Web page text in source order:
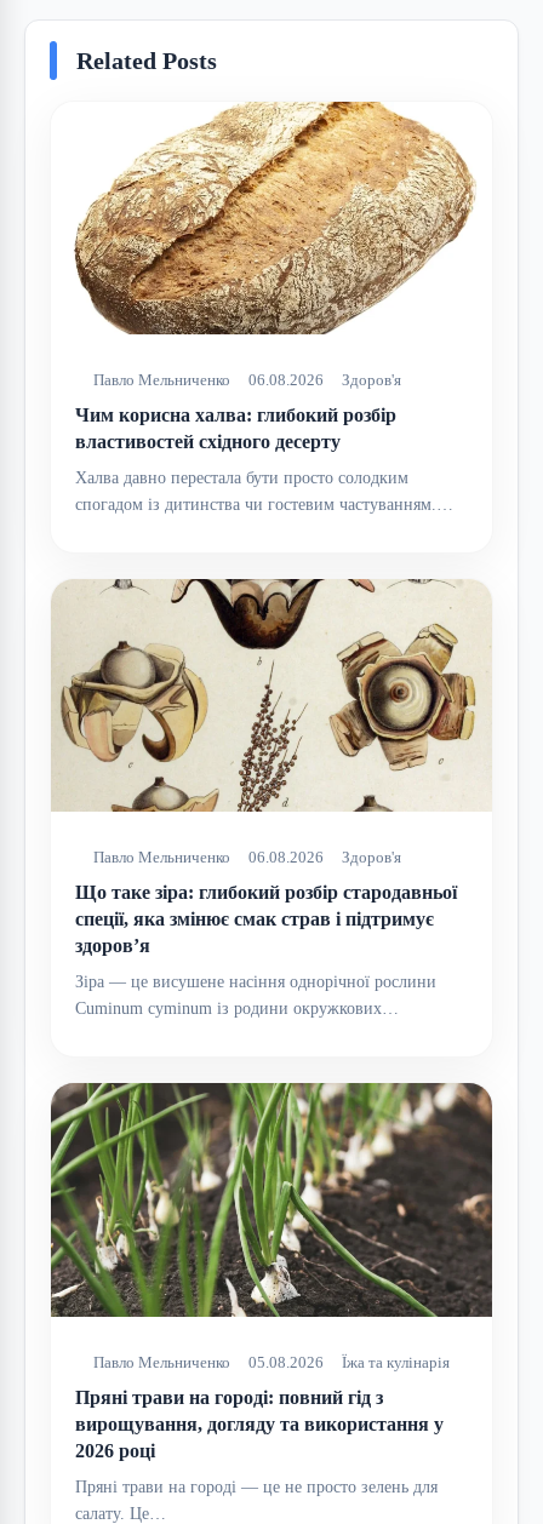
Related Posts
Павло Мельниченко 06.08.2026 Здоров'я
Чим корисна халва: глибокий розбір
властивостей східного десерту
Халва давно перестала бути просто солодким
спогадом із дитинства чи гостевим частуванням.…
Павло Мельниченко 06.08.2026 Здоров'я
Що таке зіра: глибокий розбір стародавньої
спеції, яка змінює смак страв і підтримує
здоров’я
Зіра — це висушене насіння однорічної рослини
Cuminum cyminum із родини окружкових…
Павло Мельниченко 05.08.2026 Їжа та кулінарія
Пряні трави на городі: повний гід з
вирощування, догляду та використання у
2026 році
Пряні трави на городі — це не просто зелень для
салату. Це…